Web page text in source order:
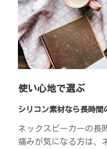
使い心地で選ぶ
シリコン素材なら長時間
ネックスピーカーの長
痛みが気になる方は、